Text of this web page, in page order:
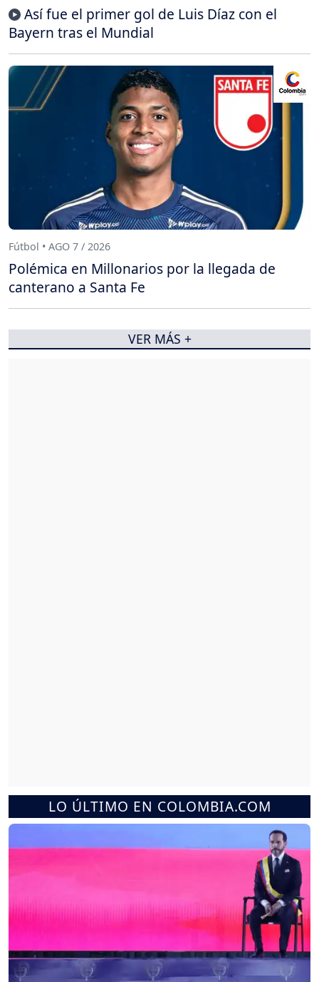
LO ÚLTIMO EN COLOMBIA.COM
Así fue el primer gol de Luis Díaz con el
Bayern tras el Mundial
Fútbol • AGO 7 / 2026
Polémica en Millonarios por la llegada de
canterano a Santa Fe
VER MÁS +